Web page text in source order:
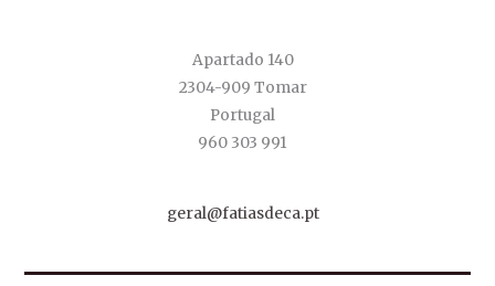
Apartado 140
2304-909 Tomar
Portugal
960 303 991
geral@fatiasdeca.pt